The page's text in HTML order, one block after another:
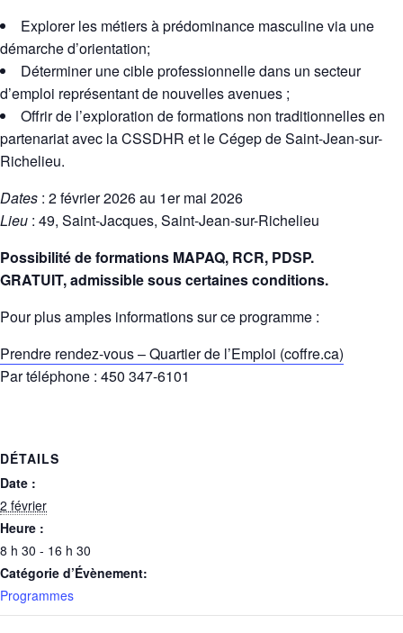
Explorer les métiers à prédominance masculine via une
démarche d’orientation;
Déterminer unecible professionnelledans un secteur
d’emploi représentant de nouvelles avenues ;
Offrir de l’exploration de formations non traditionnellesen
partenariat avec la CSSDHR et le Cégep de Saint-Jean-sur-
Richelieu.
Dates : 2 février 2026 au 1er mai 2026
Lieu : 49, Saint-Jacques, Saint-Jean-sur-Richelieu
Possibilité de formations MAPAQ, RCR, PDSP.
GRATUIT, admissible sous certaines conditions.
Pour plus amples informations sur ce programme :
Prendre rendez-vous – Quartier de l’Emploi (coffre.ca)
Par téléphone : 450 347-6101
DÉTAILS
Date :
2 février
Heure :
8 h 30 - 16 h 30
Catégorie d’Évènement:
Programmes